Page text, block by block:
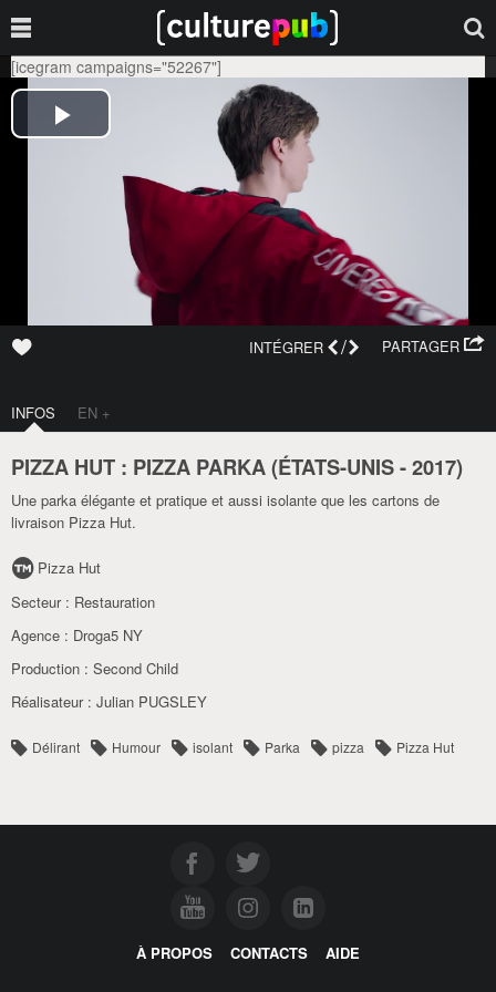
[icegram campaigns="52267"]
PARTAGER
INTÉGRER /
INFOS EN +
PIZZA HUT : PIZZA PARKA (ÉTATS-UNIS-2017)
Une parka élégante et pratique et aussi isolante que les cartons de
livraison Pizza Hut.
Pizza Hut
Secteur : Restauration
Agence : Droga5 NY
Production : Second Child
Réalisateur : Julian PUGSLEY
Délirant Humour isolant Parka pizza Pizza Hut
À PROPOS CONTACTS AIDE